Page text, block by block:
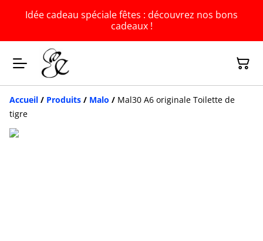
Idée cadeau spéciale fêtes : découvrez nos bons
cadeaux !
Accueil / Produits / Malo / Mal30 A6 originale Toilette de
tigre